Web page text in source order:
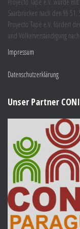
Saarbrücken nach den §§
Proyecto Tapé e.V. fördert
und Völkerverständigung
Impressum
Datenschutzerklärung
Unser Partner